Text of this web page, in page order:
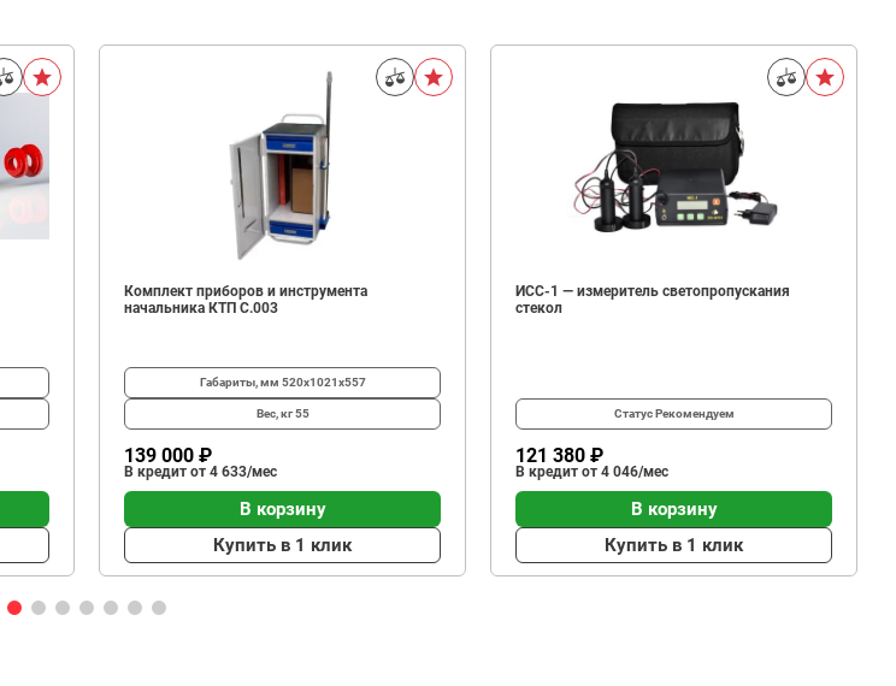
Комплект приборов и инструмента
начальника КТП C.003
Габариты, мм 520х1021х557
Вес, кг55
139 000 ₽
В кредит от 4 633/мес
В корзину
Купить в 1 клик
ИСС-1 — измеритель светопропускания
стекол
СтатусРекомендуем
121 380 ₽
В кредит от 4 046/мес
В корзину
Купить в 1 клик